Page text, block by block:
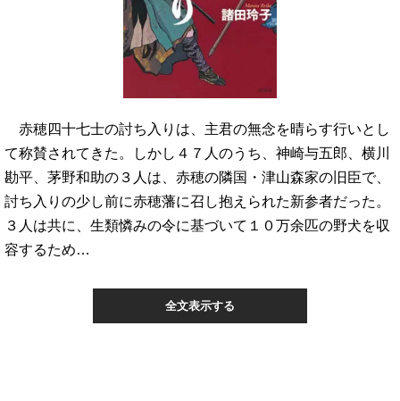
赤穂四十七士の討ち入りは、主君の無念を晴らす行いとし
て称賛されてきた。しかし４７人のうち、神崎与五郎、横川
勘平、茅野和助の３人は、赤穂の隣国・津山森家の旧臣で、
討ち入りの少し前に赤穂藩に召し抱えられた新参者だった。
３人は共に、生類憐みの令に基づいて１０万余匹の野犬を収
容するため…
全文表示する